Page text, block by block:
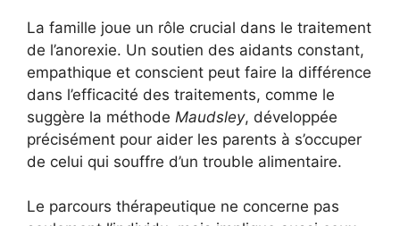
La famille joue un rôle crucial dans le traitement
de l’anorexie. Un soutien des aidants constant,
empathique et conscient peut faire la différence
dans l’efficacité des traitements, comme le
suggère la méthode Maudsley, développée
précisément pour aider les parents à s’occuper
de celui qui souffre d’un trouble alimentaire.
Le parcours thérapeutique ne concerne pas